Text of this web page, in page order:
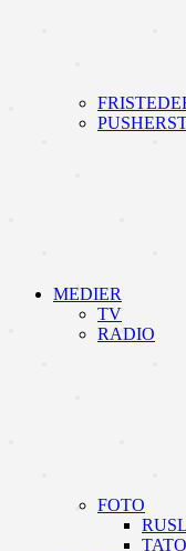
MEDIER
TV
RADIO
FOTO